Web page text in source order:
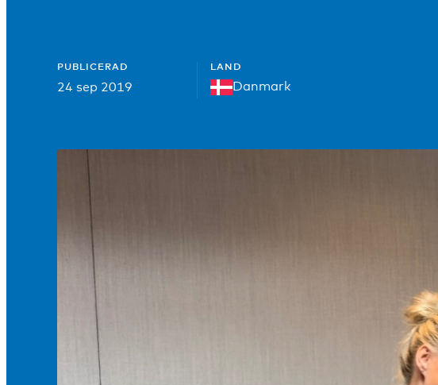
PUBLICERAD
24 sep 2019
LAND
Danmark